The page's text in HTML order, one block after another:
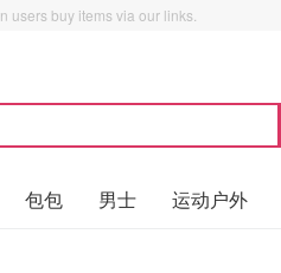
users buy items via our links.
包包 男士 运动户外